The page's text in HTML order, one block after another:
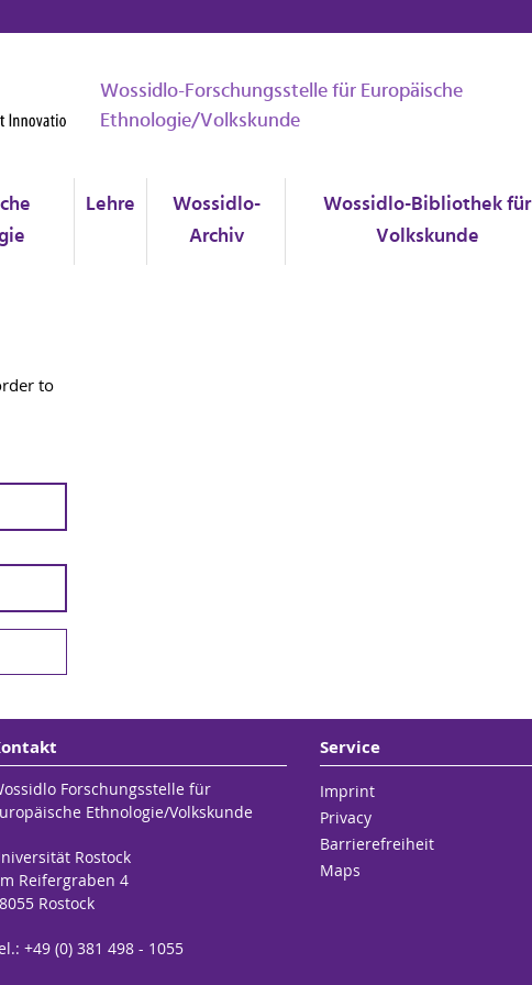
Wossidlo-Forschungsstelle für Europäische
Ethnologie/Volkskunde
Lehre
Wossidlo-
Archiv
Wossidlo-Bibliothek für
Volkskunde
to
Forschungsstelle für
Ethnologie/Volkskunde
Rostock
Reifergraben 4
Rostock
+49 (0) 381 498 - 1055
Service
Imprint
Privacy
Barrierefreiheit
Maps